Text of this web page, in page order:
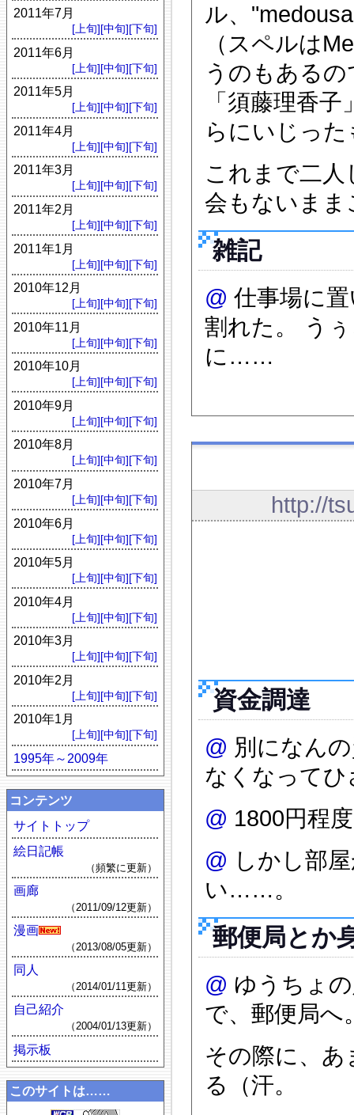
ル、
（スペルは
うのもある
「須藤理香
らにいじっ
これまで二
会もないま
雑記
@ 仕事場に
割れた。 う
に……
http://
資金調達
@ 別になん
なくなってひ
@ 1800円程
@ しかし部
い……。
郵便局とか
@ ゆうちょ
で、郵便局へ
その際に、
る（汗。
2011年7月
[上旬][中旬][下旬]
2011年6月
[上旬][中旬][下旬]
2011年5月
[上旬][中旬][下旬]
2011年4月
[上旬][中旬][下旬]
2011年3月
[上旬][中旬][下旬]
2011年2月
[上旬][中旬][下旬]
2011年1月
[上旬][中旬][下旬]
2010年12月
[上旬][中旬][下旬]
2010年11月
[上旬][中旬][下旬]
2010年10月
[上旬][中旬][下旬]
2010年9月
[上旬][中旬][下旬]
2010年8月
[上旬][中旬][下旬]
2010年7月
[上旬][中旬][下旬]
2010年6月
[上旬][中旬][下旬]
2010年5月
[上旬][中旬][下旬]
2010年4月
[上旬][中旬][下旬]
2010年3月
[上旬][中旬][下旬]
2010年2月
[上旬][中旬][下旬]
2010年1月
[上旬][中旬][下旬]
1995年～2009年
コンテンツ
サイトトップ
絵日記帳
（頻繁に更新）
画廊
（2011/09/12更新）
漫画
（2013/08/05更新）
同人
（2014/01/11更新）
自己紹介
（2004/01/13更新）
掲示板
このサイトは……